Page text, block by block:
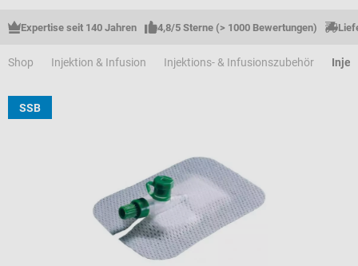
Expertise seit 140 Jahren 4,8/5 Sterne (> 1000 Bewertungen)
Shop Injektion & Infusion Injektions- & Infusionszubehör
SSB